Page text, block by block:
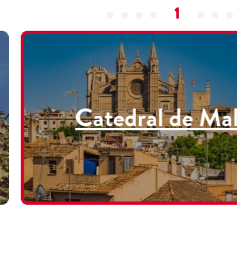
1
Catedral de